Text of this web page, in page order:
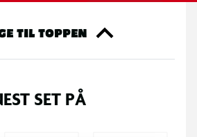
TIL TOPPEN
SET PÅ